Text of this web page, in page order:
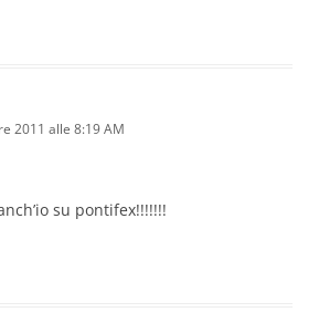
2011 alle 8:19 AM
su pontifex!!!!!!!